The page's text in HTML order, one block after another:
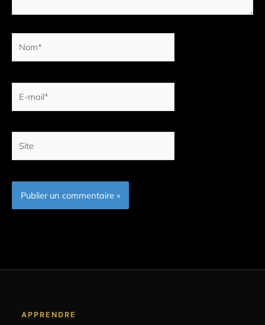
mail*
APPRENDRE